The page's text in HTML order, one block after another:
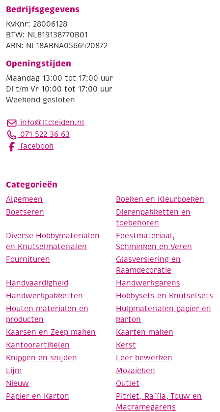
Bedrijfsgegevens
KvKnr: 28006128
BTW: NL819138770B01
ABN: NL18ABNA0566420872
Openingstijden
Maandag 13:00 tot 17:00 uur
Di t/m Vr 10:00 tot 17:00 uur
Weekend gesloten
info@ltcleiden.nl
071 522 36 63
facebook
Categorieën
Algemeen
Boeken en Kleurboeken
Boetseren
Dierenpakketten en
toebehoren
Diverse Hobbymaterialen
en Knutselmaterialen
Feestmateriaal,
Schminken en Veren
Fournituren
Glasversiering en
Raamdecoratie
Handvaardigheid
Handwerkgarens
Handwerkpakketten
Hobbysets en Knutselsets
Houten materialen en
producten
Hulpmaterialen papier en
karton
Kaarsen en Zeep maken
Kaarten maken
Kantoorartikelen
Kerst
Knippen en snijden
Leer bewerken
Lijm
Mozaieken
Nieuw
Outlet
Papier en Karton
Pitriet, Raffia, Touw en
Macramegarens